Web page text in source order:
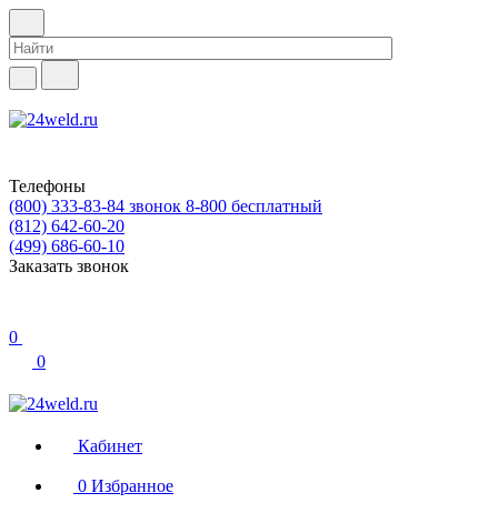
Телефоны
(800) 333-83-84 звонок 8-800 бесплатный
(812) 642-60-20
(499) 686-60-10
Заказать звонок
0
0
Кабинет
0 Избранное